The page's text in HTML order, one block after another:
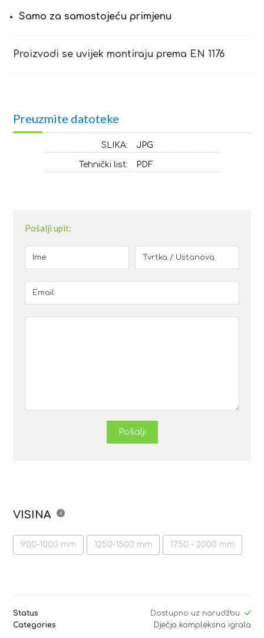
Samo za samostojeću primjenu
Proizvodi se uvijek montiraju prema EN 1176
Preuzmite datoteke
SLIKA: JPG
Tehnički list: PDF
Pošalji upit:
Pošalji
VISINA
900-1000 mm 1250-1500 mm 1750 - 2000 mm
Status
Dostupno uz narudžbu
Categories
Dječja kompleksna igrala